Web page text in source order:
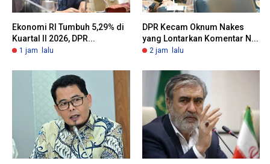
Ekonomi RI Tumbuh 5,29% di
Kuartal II 2026, DPR...
1 jam lalu
DPR Kecam Oknum Nakes
yang Lontarkan Komentar N...
2 jam lalu